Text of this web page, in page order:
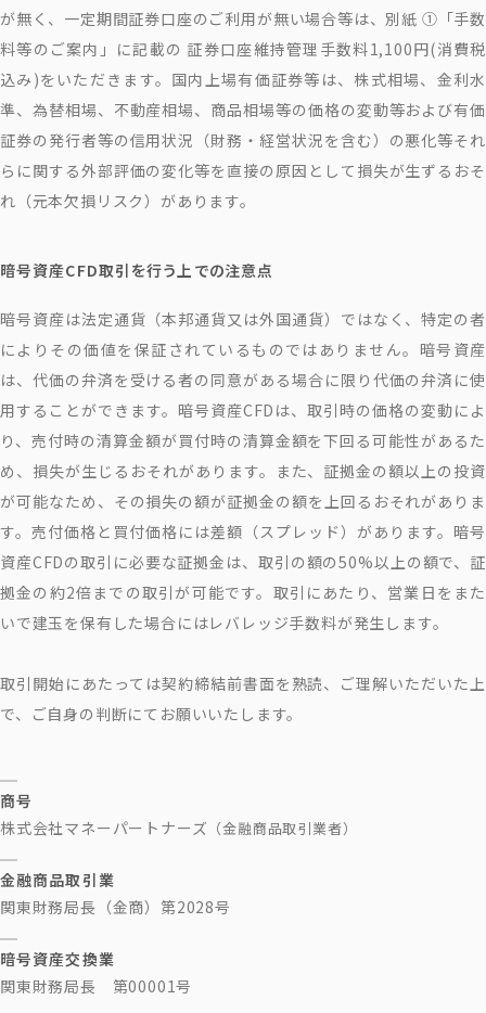
が無く、一定期間証券口座のご利用が無い場合等は、別紙 ①「手数
料等のご案内」に記載の 証券口座維持管理手数料1,100円(消費税
込み)をいただきます。国内上場有価証券等は、株式相場、金利水
準、為替相場、不動産相場、商品相場等の価格の変動等および有価
証券の発行者等の信用状況（財務・経営状況を含む）の悪化等それ
らに関する外部評価の変化等を直接の原因として損失が生ずるおそ
れ（元本欠損リスク）があります。
暗号資産CFD取引を行う上での注意点
暗号資産は法定通貨（本邦通貨又は外国通貨）ではなく、特定の者
によりその価値を保証されているものではありません。暗号資産
は、代価の弁済を受ける者の同意がある場合に限り代価の弁済に使
用することができます。暗号資産CFDは、取引時の価格の変動によ
り、売付時の清算金額が買付時の清算金額を下回る可能性があるた
め、損失が生じるおそれがあります。また、証拠金の額以上の投資
が可能なため、その損失の額が証拠金の額を上回るおそれがありま
す。売付価格と買付価格には差額（スプレッド）があります。暗号
資産CFDの取引に必要な証拠金は、取引の額の50%以上の額で、証
拠金の約2倍までの取引が可能です。取引にあたり、営業日をまた
いで建玉を保有した場合にはレバレッジ手数料が発生します。
取引開始にあたっては契約締結前書面を熟読、ご理解いただいた上
で、ご自身の判断にてお願いいたします。
商号
株式会社マネーパートナーズ （金融商品取引業者）
金融商品取引業
関東財務局長（金商）第2028号
暗号資産交換業
関東財務局長 第00001号